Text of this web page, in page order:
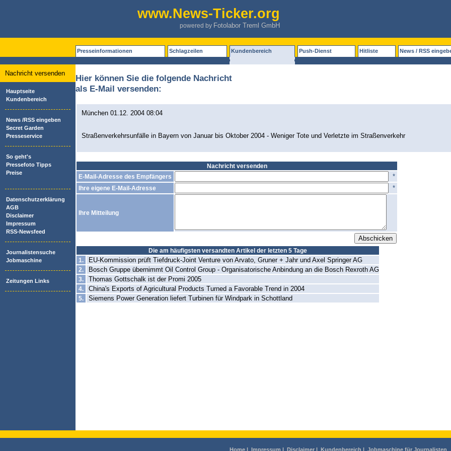
www.News-Ticker.org
powered by Fotolabor Treml GmbH
Presseinformationen Schlagzeilen Kundenbereich Push-Dienst Hitliste News / RSS
Nachricht versenden
Hauptseite
Kundenbereich
News /RSS eingeben
Secret Garden
Presseservice
So geht's
Pressefoto Tipps
Preise
Datenschutzerklärung
AGB
Disclaimer
Impressum
RSS-Newsfeed
Journalistensuche
Jobmaschine
Zeitungen Links
Hier können Sie die folgende Nachricht
als E-Mail versenden:
München 01.12. 2004 08:04
Straßenverkehrsunfälle in Bayern von Januar bis Oktober 2004 - Weniger Tote und Verletzte im Straßenverkehr
Nachricht versenden
E-Mail-Adresse des Empfängers
*
Ihre eigene E-Mail-Adresse *
Ihre Mitteilung
Die am häufigsten versandten Artikel der letzten 5 Tage
1.
EU-Kommission prüft Tiefdruck-Joint Venture von Arvato, Gruner + Jahr und Axel Springer AG
2. Bosch Gruppe übernimmt Oil Control Group - Organisatorische Anbindung an die Bosch Rexroth AG
3. Thomas Gottschalk ist der Promi 2005
4. China's Exports of Agricultural Products Turned a Favorable Trend in 2004
5. Siemens Power Generation liefert Turbinen für Windpark in Schottland
Home | Impressum | Disclaimer | Kundenbereich | Jobmaschine für Journalisten